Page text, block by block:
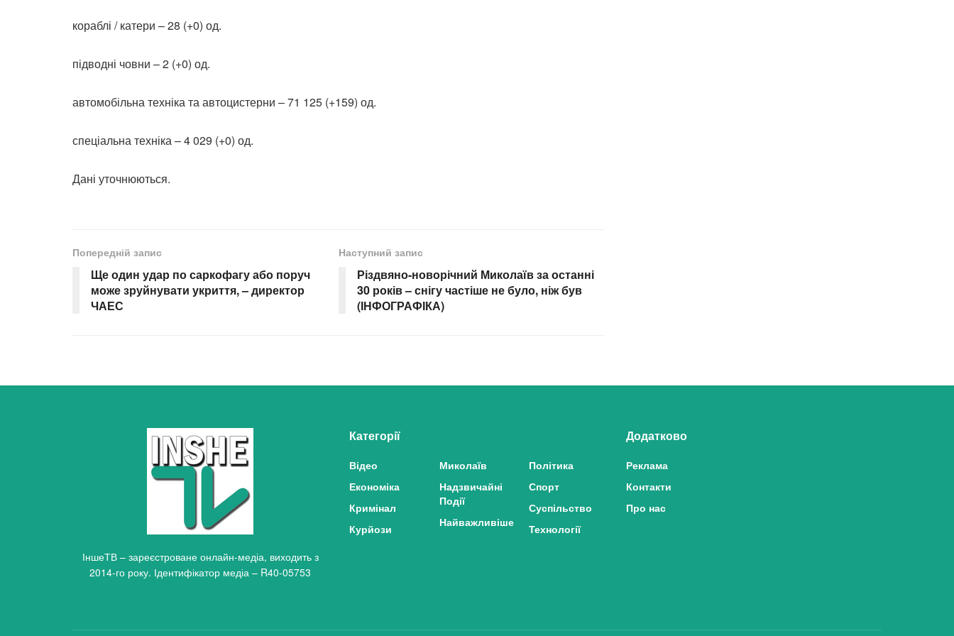
кораблі / катери – 28 (+0) од.
підводні човни – 2 (+0) од.
автомобільна техніка та автоцистерни – 71 125 (+159) од.
спеціальна техніка – 4 029 (+0) од.
Дані уточнюються.
Попередній запис
Ще один удар по саркофагу або поруч
може зруйнувати укриття, – директор
ЧАЕС
Наступний запис
Різдвяно-новорічний Миколаїв за останні
30 років – снігу частіше не було, ніж був
(ІНФОГРАФІКА)
ІншеТВ – зареєстроване онлайн-медіа, виходить з
2014-го року. Ідентифікатор медіа – R40-05753
Категорії
Відео
Економіка
Кримінал
Курйози
Миколаїв
Надзвичайні
Події
Найважливіше
Політика
Спорт
Суспільство
Технології
Додатково
Реклама
Контакти
Про нас